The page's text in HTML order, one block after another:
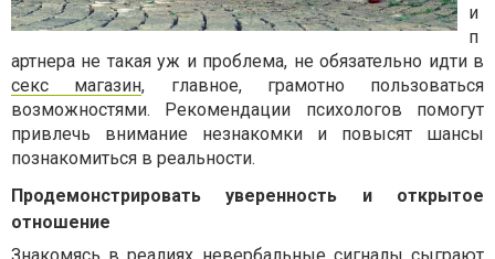
и
п
артнера не такая уж и проблема, не обязательно идти в
секс магазин, главное, грамотно пользоваться
возможностями. Рекомендации психологов помогут
привлечь внимание незнакомки и повысят шансы
познакомиться в реальности.
Продемонстрировать уверенность и открытое
отношение